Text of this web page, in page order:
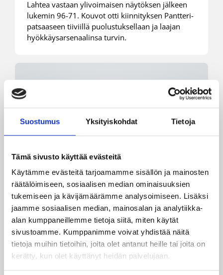
Suostumus Yksityiskohdat Tietoja
Tämä sivusto käyttää evästeitä
Käytämme evästeitä tarjoamamme sisällön ja mainosten
räätälöimiseen, sosiaalisen median ominaisuuksien
tukemiseen ja kävijämäärämme analysoimiseen. Lisäksi
jaamme sosiaalisen median, mainosalan ja analytiikka-
alan kumppaneillemme tietoja siitä, miten käytät
sivustoamme. Kumppanimme voivat yhdistää näitä
tietoja muihin tietoihin, joita olet antanut heille tai joita on
kerätty, kun olet käyttänyt heidän palvelujaan.
Lahtea vastaan ylivoimaisen näytöksen jälkeen
lukemin 96-71. Kouvot otti kiinnityksen Pantteri-
patsaaseen tiiviillä puolustuksellaan ja laajan
hyökkäysarsenaalinsa turvin.
LrNMKY karisti Tromsön heti
kättelyssä
Lappeenrannan NMKY venyi ilman flunssaista
kapteeniaankin, maajoukkuelaituri Pasi Riihelää,
voittoon historiallisessa kotiottelussaan. Seuran
historian ensimmäisessä eurosarjojen
kotiottelussaan norjalaista Tromsö Stormia
isännöinyt LrNMKY murskasi vieraansa lukemin